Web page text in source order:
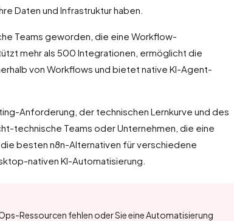
Daten und Infrastruktur haben.
Teams geworden, die eine Workflow-
mehr als 500 Integrationen, ermöglicht die
von Workflows und bietet native KI-Agent-
Anforderung, der technischen Lernkurve und des
technische Teams oder Unternehmen, die eine
besten n8n-Alternativen für verschiedene
nativen KI-Automatisierung.
Ressourcen fehlen oder Sie eine Automatisierung